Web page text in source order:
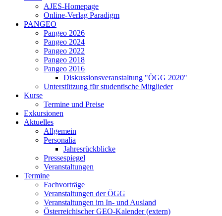
AJES-Homepage
Online-Verlag Paradigm
PANGEO
Pangeo 2026
Pangeo 2024
Pangeo 2022
Pangeo 2018
Pangeo 2016
Diskussionsveranstaltung "ÖGG 2020"
Unterstützung für studentische Mitglieder
Kurse
Termine und Preise
Exkursionen
Aktuelles
Allgemein
Personalia
Jahresrückblicke
Pressespiegel
Veranstaltungen
Termine
Fachvorträge
Veranstaltungen der ÖGG
Veranstaltungen im In- und Ausland
Österreichischer GEO-Kalender (extern)